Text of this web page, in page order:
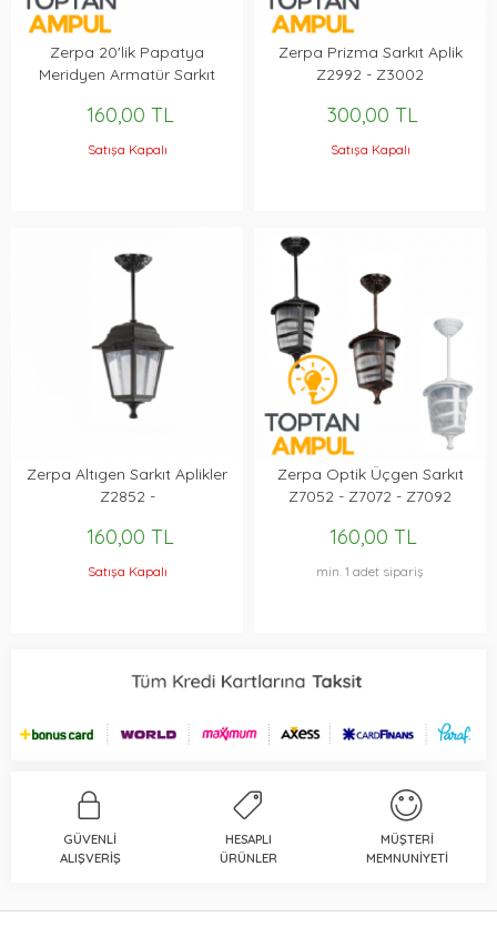
Zerpa 20'lik Papatya
Meridyen Armatür Sarkıt
160,00 TL
Satışa Kapalı
Zerpa Prizma Sarkıt Aplik
Z2992 - Z3002
300,00 TL
Satışa Kapalı
Zerpa Altıgen Sarkıt Aplikler
Z2852 -
160,00 TL
Satışa Kapalı
Zerpa Optik Üçgen Sarkıt
Z7052 - Z7072 - Z7092
160,00 TL
min. 1 adet sipariş
GÜVENLI
ALIŞVERIŞ
HESAPLI
ÜRÜNLER
MÜŞTERI
MEMNUNIYETI